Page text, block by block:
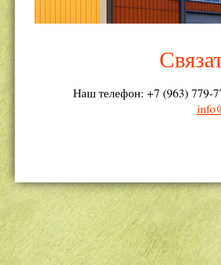
Наш телефон: +7 (963) 779-